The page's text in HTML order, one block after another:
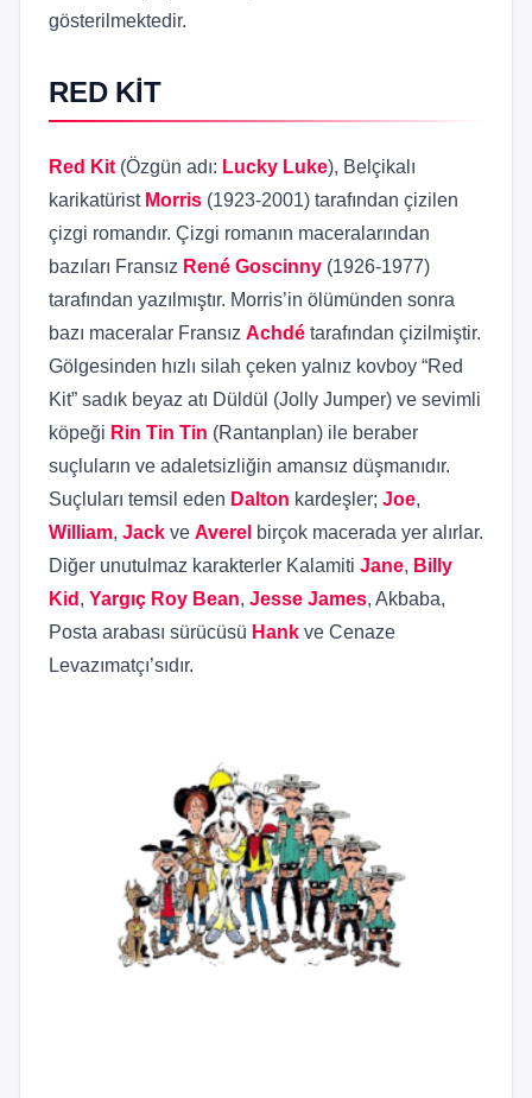
gösterilmektedir.
RED KİT
Red Kit (Özgün adı: Lucky Luke), Belçikalı
karikatürist Morris (1923-2001) tarafından çizilen
çizgi romandır. Çizgi romanın maceralarından
bazıları Fransız René Goscinny (1926-1977)
tarafından yazılmıştır. Morris’in ölümünden sonra
bazı maceralar Fransız Achdé tarafından çizilmiştir.
Gölgesinden hızlı silah çeken yalnız kovboy “Red
Kit” sadık beyaz atı Düldül (Jolly Jumper) ve sevimli
köpeği Rin Tin Tin (Rantanplan) ile beraber
suçluların ve adaletsizliğin amansız düşmanıdır.
Suçluları temsil eden Dalton kardeşler; Joe,
William, Jack ve Averel birçok macerada yer alırlar.
Diğer unutulmaz karakterler Kalamiti Jane, Billy
Kid , Yargıç Roy Bean, Jesse James, Akbaba,
Posta arabası sürücüsü Hank ve Cenaze
Levazımatçı’sıdır.